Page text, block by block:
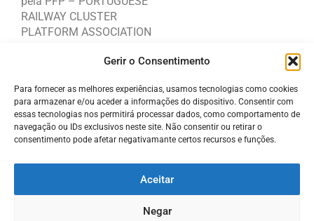
Gerir o Consentimento
Para fornecer as melhores experiências, usamos tecnologias como cookies
para armazenar e/ou aceder a informações do dispositivo. Consentir com
essas tecnologias nos permitirá processar dados, como comportamento de
navegação ou IDs exclusivos neste site. Não consentir ou retirar o
consentimento pode afetar negativamante certos recursos e funções.
Aceitar
Negar
RAILWAY CLUSTER
PLATFORM ASSOCIATION
Projeto DIGITALbuilt.